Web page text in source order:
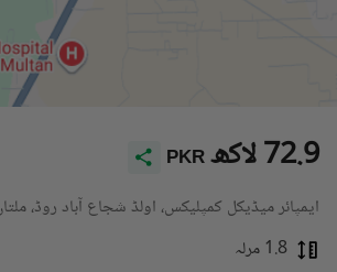
PKR 72.9 لاکھ
ایمپائر میڈیکل کمپلیکس، اولڈ شجاع آباد روڈ،
1.8 مرلہ